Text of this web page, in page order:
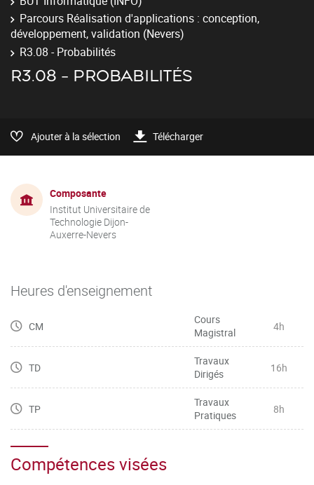
Parcours Réalisation d'applications : conception,
développement, validation (Nevers)
R3.08 - Probabilités
R3.08 - PROBABILITÉS
Ajouter à la sélection Télécharger
Composante
Institut Universitaire de
Technologie Dijon-
Auxerre-Nevers
Heures d'enseignement
CM
Cours
Magistral
4h
TD
Travaux
Dirigés
16h
TP
Travaux
Pratiques
8h
Compétences visées